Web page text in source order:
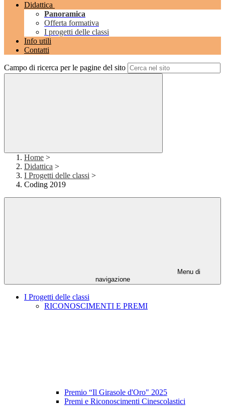
Didattica
Panoramica
Offerta formativa
I progetti delle classi
Info utili
Contatti
Campo di ricerca per le pagine del sito
Home >
Didattica >
I Progetti delle classi >
Coding 2019
Menu di
navigazione
I Progetti delle classi
RICONOSCIMENTI E PREMI
Premio “Il Girasole d'Oro" 2025
Premi e Riconoscimenti Cinescolastici